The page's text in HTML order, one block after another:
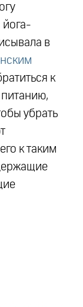
йога-
в
к
убрать
к таким